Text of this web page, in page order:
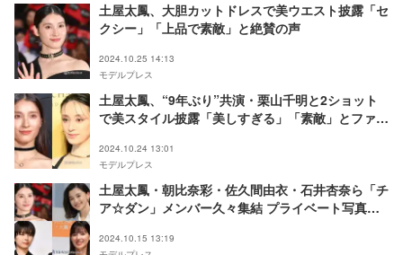
土屋太鳳、大胆カットドレスで美ウエスト披露「セ
クシー」「上品で素敵」と絶賛の声
2024.10.25 14:13
モデルプレス
土屋太鳳、“9年ぶり”共演・栗山千明と2ショット
で美スタイル披露「美しすぎる」「素敵」とファン
2024.10.24 13:01
モデルプレス
土屋太鳳・朝比奈彩・佐久間由衣・石井杏奈ら「チ
ア☆ダン」メンバー久々集結 プライベート写真に
反響
2024.10.15 13:19